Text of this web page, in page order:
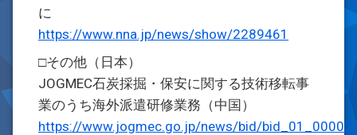
に
https://www.nna.jp/news/show/2289461
□その他（日本）
JOGMEC石炭採掘・保安に関する技術移転事
業のうち海外派遣研修業務（中国）
https://www.jogmec.go.jp/news/bid/